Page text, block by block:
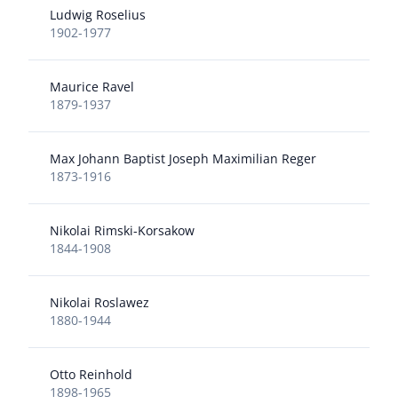
Ludwig Roselius
1902-1977
Maurice Ravel
1879-1937
Max Johann Baptist Joseph Maximilian Reger
1873-1916
Nikolai Rimski-Korsakow
1844-1908
Nikolai Roslawez
1880-1944
Otto Reinhold
1898-1965